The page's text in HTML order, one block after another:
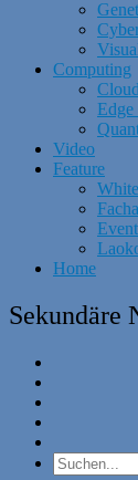
Computing
Video
Feature
Home
Sekundäre